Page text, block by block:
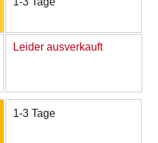
Leider ausverkauft
1-3 Tage